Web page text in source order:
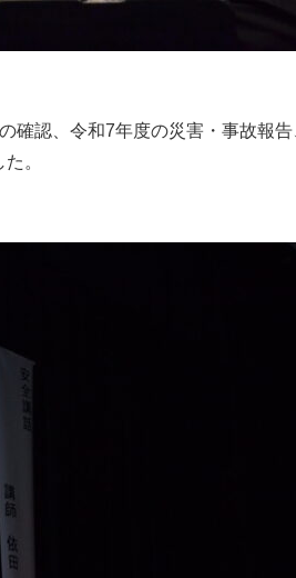
認、令和7年度の災害・事故報
。